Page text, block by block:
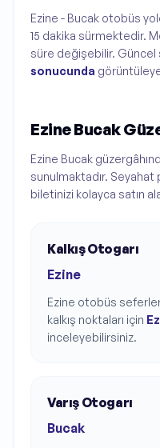
Ezine - Bucak otobüs
15 dakika sürmektedir.
süre değişebilir. Güncel
sonucunda
Ezine Bucak
Ezine Bucak
sunulmaktadır. Seyahat
biletinizi kolayca satın
Kalkış Otogarı
Ezine
Ezine otobüs
kalkış noktaları için
inceleyebilirsiniz.
Varış Otogarı
Bucak